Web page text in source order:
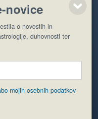
novice
o novostih in
duhovnosti ter
mojih osebnih podatkov